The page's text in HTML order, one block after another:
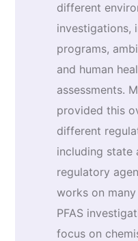
different
investigations,
programs,
and human
assessments.
provided this
different
including state
regulatory
works on
PFAS
focus on